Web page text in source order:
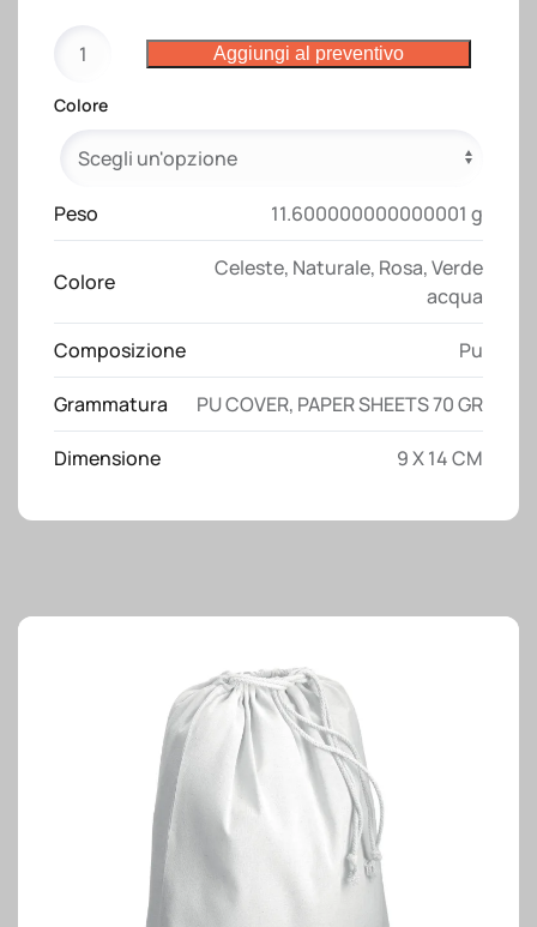
con
copertina
colori
pastello
ed
elastico
di
chiusura
quantità
Aggiungi al preventivo
Colore
Peso 11.600000000000001 g
Colore
Celeste, Naturale, Rosa,Verde
acqua
Composizione Pu
Grammatura PU COVER, PAPER SHEETS 70 GR
Dimensione 9 X 14 CM